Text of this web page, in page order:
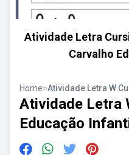
Atividade Letra
Carvalho
Home>Atividade Letra W
Atividade Letra
Educação